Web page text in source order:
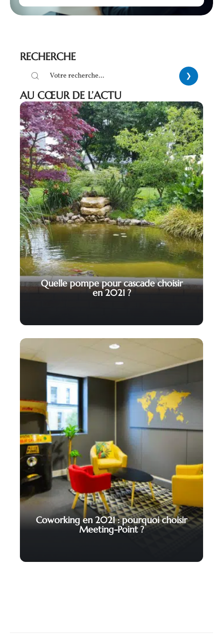
RECHERCHE
AU CŒUR DE L’ACTU
Quelle pompe pour cascade choisir
en 2021 ?
Coworking en 2021 : pourquoi choisir
Meeting-Point ?